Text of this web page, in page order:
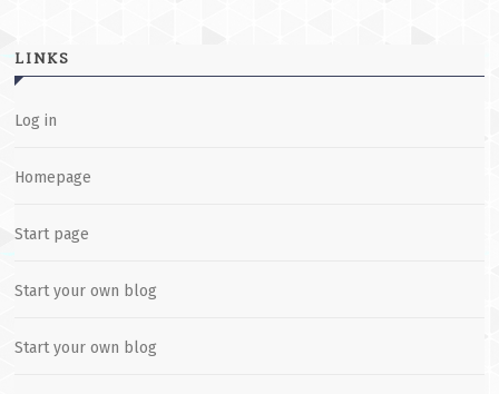
LINKS
Log in
Homepage
Start page
Start your own blog
Start your own blog